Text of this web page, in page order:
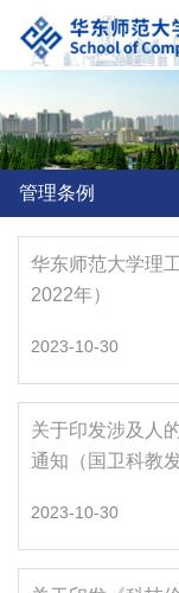
管理条例
华东师范大学理
2022年）
2023-10-30
关于印发涉及人
通知（国卫科教
2023-10-30